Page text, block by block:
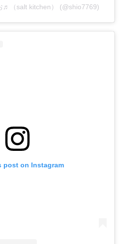
♬（salt kitchen） (@shio7769)
post on Instagram